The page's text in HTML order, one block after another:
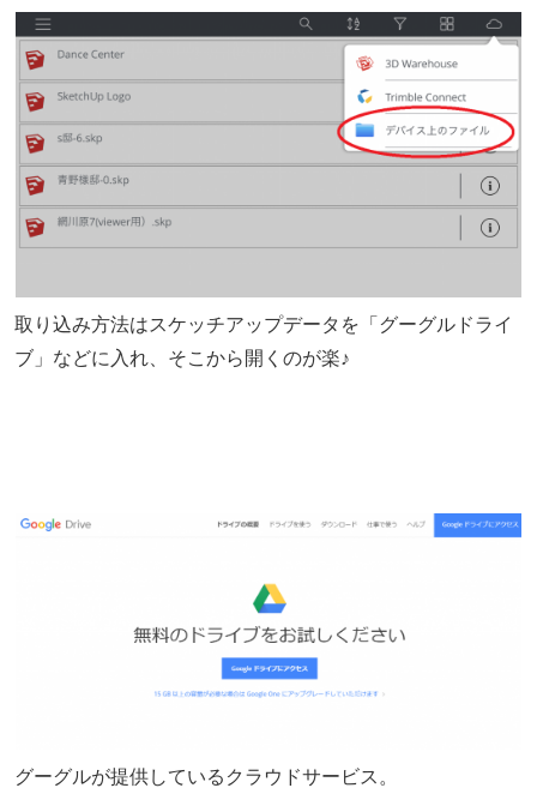
取り込み方法はスケッチアップデータを「グーグルドライ
ブ」などに入れ、そこから開くのが楽♪
グーグルが提供しているクラウドサービス。